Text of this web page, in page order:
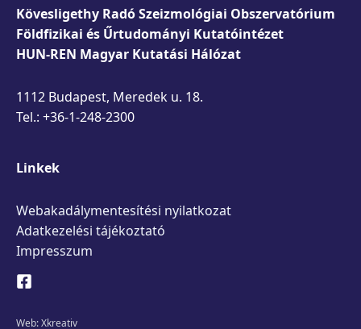
Kövesligethy Radó Szeizmológiai Obszervatórium
Földfizikai és Űrtudományi Kutatóintézet
HUN-REN Magyar Kutatási Hálózat
1112 Budapest, Meredek u. 18.
Tel.: +36-1-248-2300
Linkek
Webakadálymentesítési nyilatkozat
Adatkezelési tájékoztató
Impresszum
Web:Xkreativ